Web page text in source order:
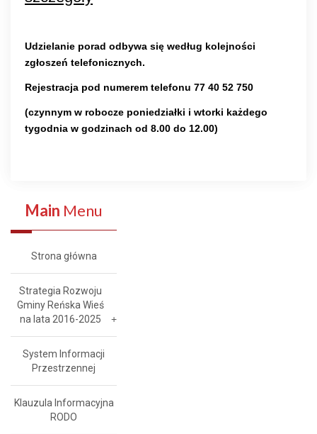
Udzielanie porad odbywa się według kolejności
zgłoszeń telefonicznych.
Rejestracja pod numerem telefonu 77 40 52 750
(czynnym w robocze poniedziałki i wtorki każdego
tygodnia w godzinach od 8.00 do 12.00)
Main Menu
Strona główna
Strategia Rozwoju
Gminy Reńska Wieś
na lata 2016-2025
System Informacji
Przestrzennej
Klauzula Informacyjna
RODO